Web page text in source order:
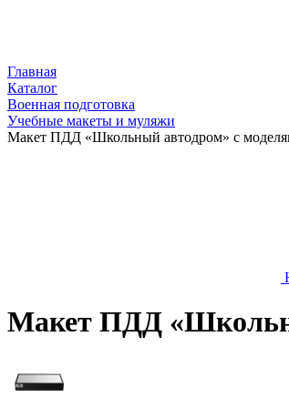
Главная
Каталог
Военная подготовка
Учебные макеты и муляжи
Макет ПДД «Школьный автодром» с
Макет ПДД